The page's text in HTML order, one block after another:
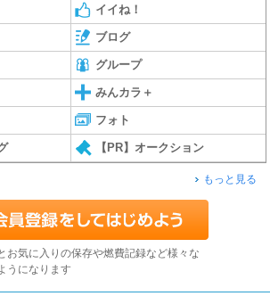
イイね！
ブログ
グループ
みんカラ＋
フォト
【PR】オークション
もっと見る
お気に入りの保存や燃費記録など様々な
うになります